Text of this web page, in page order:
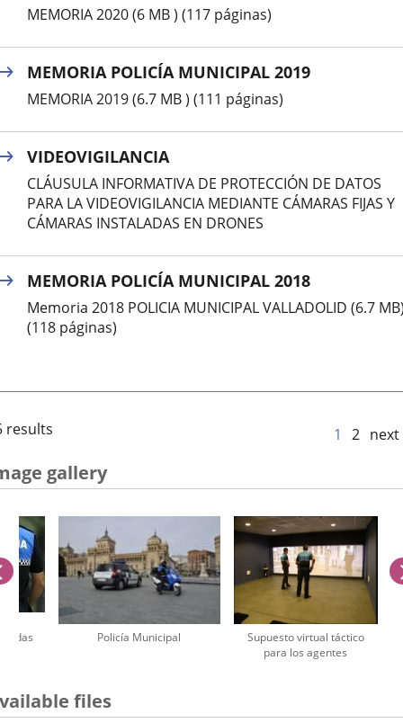
MEMORIA 2020 (6 MB ) (117 páginas)
MEMORIA POLICÍA MUNICIPAL 2019
MEMORIA 2019 (6.7 MB ) (111 páginas)
VIDEOVIGILANCIA
CLÁUSULA INFORMATIVA DE PROTECCIÓN DE DATOS
PARA LA VIDEOVIGILANCIA MEDIANTE CÁMARAS FIJAS Y
CÁMARAS INSTALADAS EN DRONES
MEMORIA POLICÍA MUNICIPAL 2018
Memoria 2018 POLICIA MUNICIPAL VALLADOLID (6.7
(118 páginas)
results 1 2 next
gallery
Policía Municipal
Supuesto virtual táctico
para los agentes
previus
files